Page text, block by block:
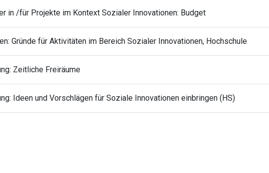
in /für Projekte im Kontext Sozialer Innovationen: Budget
Gründe für Aktivitäten im Bereich Sozialer Innovationen, Hochschule
Zeitliche Freiräume
Ideen und Vorschlägen für Soziale Innovationen einbringen (HS)